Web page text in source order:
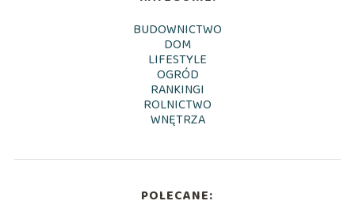
BUDOWNICTWO
DOM
LIFESTYLE
OGRÓD
RANKINGI
ROLNICTWO
WNĘTRZA
POLECANE: